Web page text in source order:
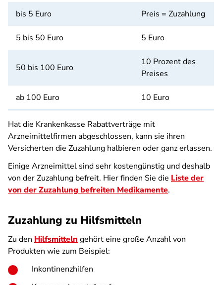
bis 5 Euro Preis = Zuzahlung
5 bis 50 Euro 5 Euro
50 bis 100 Euro
10 Prozent des
Preises
ab 100 Euro 10 Euro
Hat die Krankenkasse Rabattverträge mit
Arzneimittelfirmen abgeschlossen, kann sie ihren
Versicherten die Zuzahlung halbieren oder ganz erlassen.
Einige Arzneimittel sind sehr kostengünstig und deshalb
von der Zuzahlung befreit. Hier finden Sie die Liste der
von der Zuzahlung befreiten Medikamente.
Zuzahlung zu Hilfsmitteln
Zu den Hilfsmitteln gehört eine große Anzahl von
Produkten wie zum Beispiel:
Inkontinenzhilfen